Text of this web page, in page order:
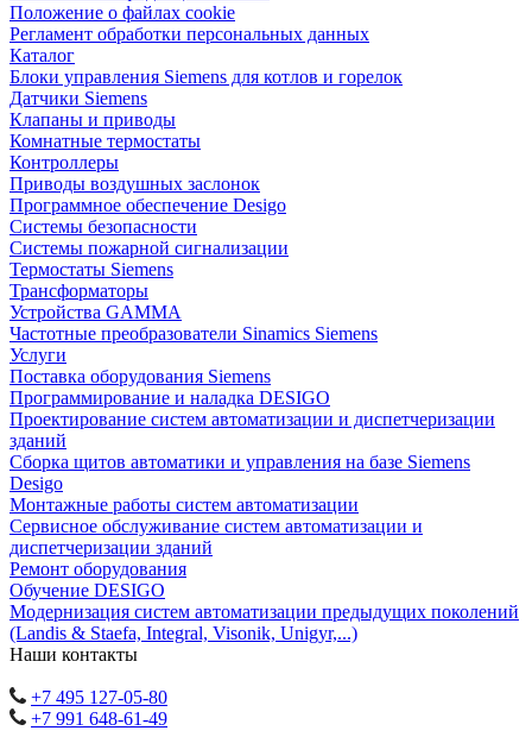
Положение о файлах cookie
Регламент обработки персональных данных
Каталог
Блоки управления Siemens для котлов и горелок
Датчики Siemens
Клапаны и приводы
Комнатные термостаты
Контроллеры
Приводы воздушных заслонок
Программное обеспечение Desigo
Системы безопасности
Системы пожарной сигнализации
Термостаты Siemens
Трансформаторы
Устройства GAMMA
Частотные преобразователи Sinamics Siemens
Услуги
Поставка оборудования Siemens
Программирование и наладка DESIGO
Проектирование систем автоматизации и диспетчеризации
зданий
Сборка щитов автоматики и управления на базе Siemens
Desigo
Монтажные работы систем автоматизации
Сервисное обслуживание систем автоматизации и
диспетчеризации зданий
Ремонт оборудования
Обучение DESIGO
Модернизация систем автоматизации предыдущих поколений
(Landis & Staefa, Integral, Visonik, Unigyr,...)
Наши контакты
+7 495 127-05-80
+7 991 648-61-49